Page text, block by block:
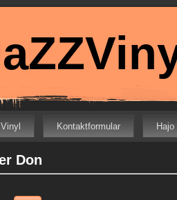
Vinyl Kontaktformular Hajo
Don